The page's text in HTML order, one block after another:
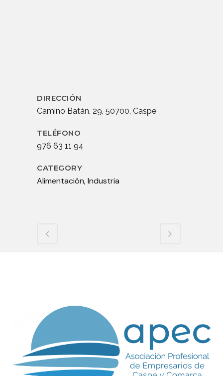
DIRECCIÓN
Camino Batán, 29, 50700, Caspe
TELÉFONO
976 63 11 94
CATEGORY
Alimentación, Industria